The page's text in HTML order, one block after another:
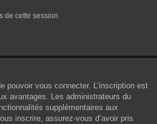
de cette session
pouvoir vous connecter. L’inscription est
avantages. Les administrateurs du
supplémentaires aux
inscrire, assurez-vous d’avoir pris